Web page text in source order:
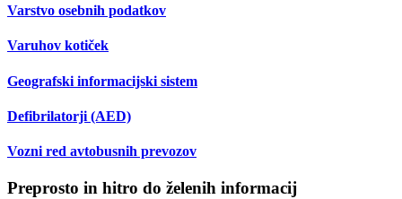
Varstvo osebnih podatkov
Varuhov kotiček
Geografski informacijski sistem
Defibrilatorji (AED)
Vozni red avtobusnih prevozov
Preprosto in hitro do želenih informacij